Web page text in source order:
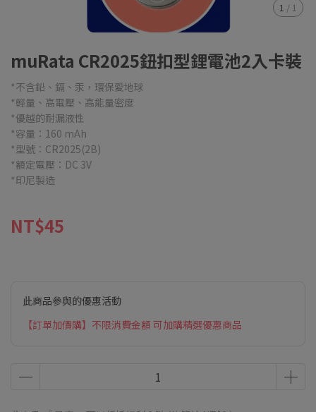
1 / 1
muRata CR2025鈕扣型鋰電池2入卡裝
*不含鉛、鎘、汞，環保愛地球
*輕量、高電壓、高能量密度
*優越的耐漏液性
*容量：160 mAh
*型號：CR2025(2B)
*額定電壓：DC 3V
*印尼製造
NT$45
此商品參與的優惠活動
【訂單加價購】不限消費金額 可加購精選優惠商品